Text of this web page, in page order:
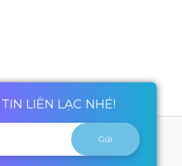
LIÊN LẠC NHÉ!